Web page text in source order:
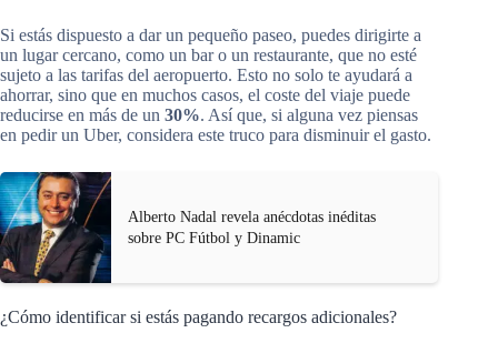
Si estás dispuesto a dar un pequeño paseo, puedes dirigirte a
un lugar cercano, como un bar o un restaurante, que no esté
sujeto a las tarifas del aeropuerto. Esto no solo te ayudará a
ahorrar, sino que en muchos casos, el coste del viaje puede
reducirse en más de un 30%. Así que, si alguna vez piensas
en pedir un Uber, considera este truco para disminuir el gasto.
Alberto Nadal revela anécdotas inéditas
sobre PC Fútbol y Dinamic
¿Cómo identificar si estás pagando recargos adicionales?